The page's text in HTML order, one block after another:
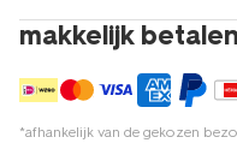
makkelijk
*afhankelijk van de gekozen